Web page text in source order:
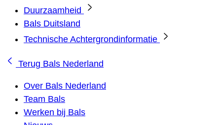
Duurzaamheid
Bals Duitsland
Technische Achtergrondinformatie
Terug Bals Nederland
Over Bals Nederland
Team Bals
Werken bij Bals